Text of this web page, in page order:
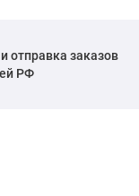
отправка заказов
РФ